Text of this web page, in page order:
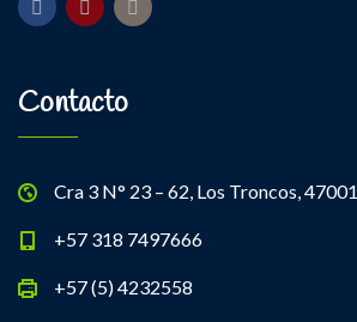
Contacto
Cra 3 N° 23 – 62, Los Troncos, 47001
+57 318 7497666
+57 (5) 4232558